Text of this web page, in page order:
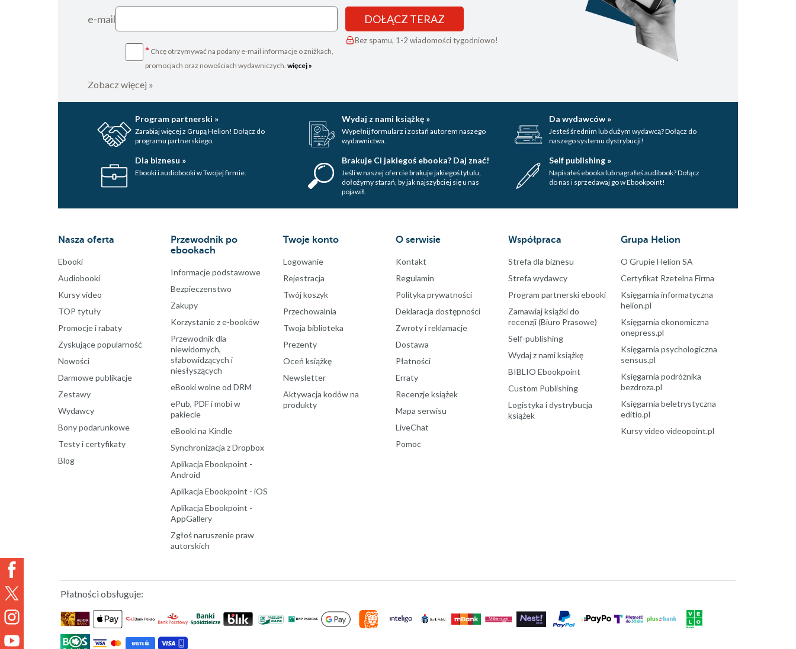
e-mail
* Chcę otrzymywać na podany e-mail informacje o zniżkach,
promocjach oraz nowościach wydawniczych. więcej »
DOŁĄCZ TERAZ
Bez spamu, 1-2 wiadomości tygodniowo!
Zobacz więcej »
Program partnerski »
Zarabiaj więcej z Grupą Helion! Dołącz do
programu partnerskiego.
Wydaj z nami książkę »
Wypełnij formularz i zostań autorem naszego
wydawnictwa.
Da wydawców »
Jesteś średnim lub dużym wydawcą? Dołącz do
naszego systemu dystrybucji!
Dla biznesu »
Ebooki i audiobooki w Twojej firmie.
Brakuje Ci jakiegoś ebooka? Daj znać!
Jeśli w naszej ofercie brakuje jakiegoś tytulu,
dołożymy starań, by jak najszybciej się u nas
pojawił.
Self publishing »
Napisałeś ebooka lub nagrałeś audibook? Dołącz
do nas i sprzedawaj go w Ebookpoint!
Nasza oferta
Ebooki
Audiobooki
Kursy video
TOP tytuły
Promocje i rabaty
Zyskujące popularność
Nowości
Darmowe publikacje
Zestawy
Wydawcy
Bony podarunkowe
Testy i certyfikaty
Blog
Przewodnik po
ebookach
Informacje podstawowe
Bezpieczenstwo
Zakupy
Korzystanie z e-booków
Przewodnik dla
niewidomych,
słabowidzących i
niesłyszących
eBooki wolne od DRM
ePub, PDF i mobi w
pakiecie
eBooki na Kindle
Synchronizacja z Dropbox
Aplikacja Ebookpoint -
Android
Aplikacja Ebookpoint - iOS
Aplikacja Ebookpoint -
AppGallery
Zgłoś naruszenie praw
autorskich
Twoje konto
Logowanie
Rejestracja
Twój koszyk
Przechowalnia
Twoja biblioteka
Prezenty
Oceń książkę
Newsletter
Aktywacja kodów na
produkty
O serwisie
Kontakt
Regulamin
Polityka prywatności
Deklaracja dostępności
Zwroty i reklamacje
Dostawa
Płatności
Erraty
Recenzje książek
Mapa serwisu
LiveChat
Pomoc
Współpraca
Strefa dla biznesu
Strefa wydawcy
Program partnerski ebooki
Zamawiaj książki do
recenzji (Biuro Prasowe)
Self-publishing
Wydaj z nami książkę
BIBLIO Ebookpoint
Custom Publishing
Logistyka i dystrybucja
książek
Grupa Helion
O Grupie Helion SA
Certyfikat Rzetelna Firma
Księgarnia informatyczna
helion.pl
Księgarnia ekonomiczna
onepress.pl
Księgarnia psychologiczna
sensus.pl
Księgarnia podróżnika
bezdroza.pl
Księgarnia beletrystyczna
editio.pl
Kursy video videopoint.pl
Płatności obsługuje: